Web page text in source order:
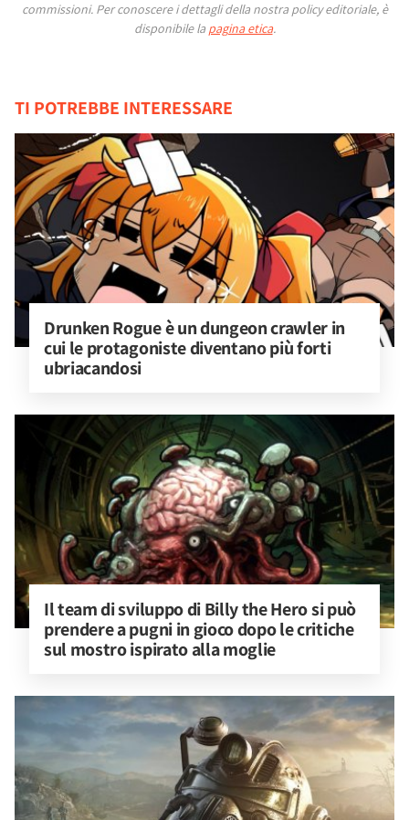
commissioni. Per conoscere i dettagli della nostra policy editoriale, è
disponibile la pagina etica.
TI POTREBBE INTERESSARE
Drunken Rogue è un dungeon crawler in
cui le protagoniste diventano più forti
ubriacandosi
Il team di sviluppo di Billy the Hero si può
prendere a pugni in gioco dopo le critiche
sul mostro ispirato alla moglie